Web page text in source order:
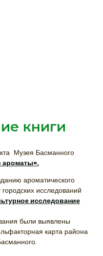
книги
Музея Басманного
ароматы».
ароматического
исследований
исследование
были выявлены
карта района